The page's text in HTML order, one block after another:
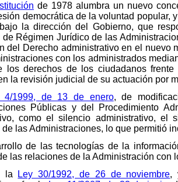
de 1978 alumbra un nuevo
democrática de la voluntad popular,
la dirección del Gobierno, que
de Régimen Jurídico de las
del Derecho administrativo en el
con los administrados
los derechos de los ciudadanos
la revisión judicial de su actuación por
4/1999, de 13 de enero, de
Públicas y del Procedimiento
como el silencio administrativo, el
las Administraciones, lo que permitió
de las tecnologías de la
las relaciones de la Administración con
la
Ley 30/1992, de 26 de noviembre,